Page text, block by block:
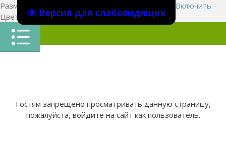
Версия для слабовидящих
Размер шрифта:
Включить
Цвет сайтаЦ Ц Ц Х
Гостям запрещено просматривать данную страницу,
пожалуйста, войдите на сайт как пользователь.